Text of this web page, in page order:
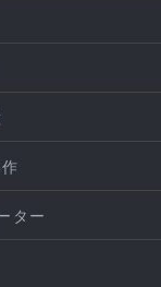
ター